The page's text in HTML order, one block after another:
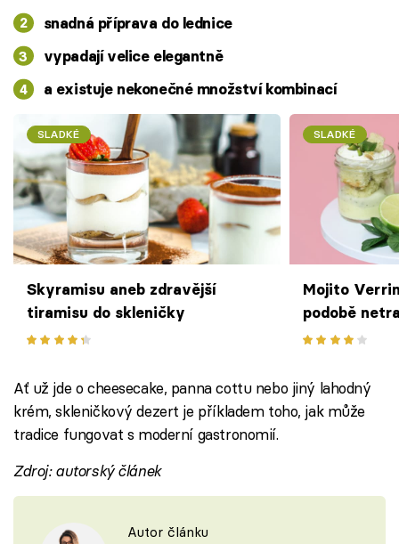
snadná příprava do lednice
vypadají velice elegantně
a existuje nekonečné množství kombinací
SLADKÉ
Skyramisu aneb zdravější
tiramisu do skleničky
SLADKÉ
Mojito
podobě
skleničce
Ať už jde o cheesecake, panna cottu nebo jiný lahodný
krém, skleničkový dezert je příkladem toho, jak může
tradice fungovat s moderní gastronomií.
Zdroj: autorský článek
Autor článku